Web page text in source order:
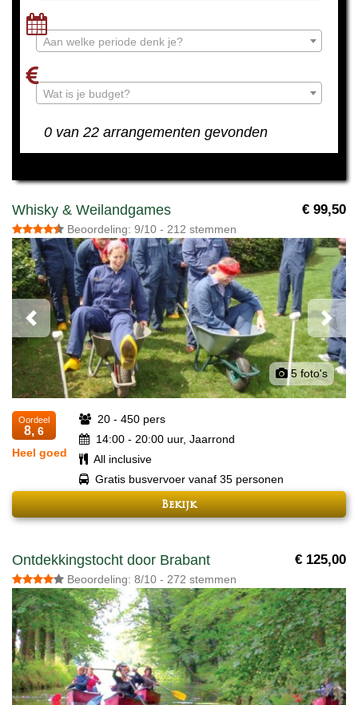
Aan welke periode denk je?
Wat is je budget?
0 van 22 arrangementen gevonden
Whisky & Weilandgames € 99,50
Beoordeling: 9/10 - 212 stemmen
5 foto's
Previous Next
Oordeel
8, 6
Heel goed
20 - 450 pers
14:00 - 20:00 uur, Jaarrond
All inclusive
Gratis busvervoer vanaf 35 personen
Bekijk
Ontdekkingstocht door Brabant € 125,00
Beoordeling: 8/10 - 272 stemmen